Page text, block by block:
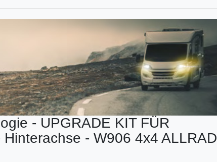
- UPGRADE KIT FÜR
- W906 4x4 ALLRAD